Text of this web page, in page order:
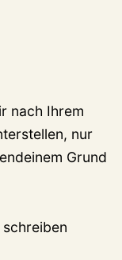
nach Ihrem
nur
Grund